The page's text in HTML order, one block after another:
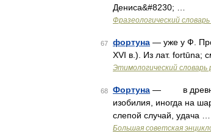
Дениса&#8230; …
Фразеологический
67 фортуна — уже у Ф.
ХVI в.). Из лат. fortūna;
Этимологический словарь
68 Фортуна — в
изобилия, иногда на
слепой случай, удача …
Большая советская